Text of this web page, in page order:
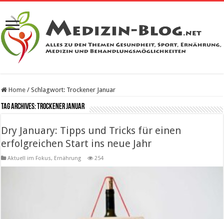
Home / Schlagwort: Trockener Januar
Tag Archives: Trockener Januar
Dry January: Tipps und Tricks für einen
erfolgreichen Start ins neue Jahr
Aktuell im Fokus, Ernährung 254